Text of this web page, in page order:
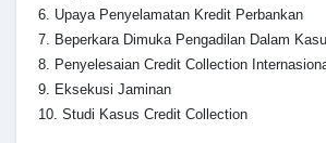
6. Upaya Penyelamatan Kredit Perbankan
7. Beperkara Dimuka Pengadilan Dalam
8. Penyelesaian Credit Collection
9. Eksekusi Jaminan
10. Studi Kasus Credit Collection